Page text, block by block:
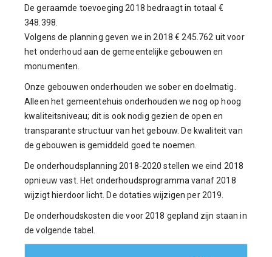
De geraamde toevoeging 2018 bedraagt in totaal €
348.398.
Volgens de planning geven we in 2018 € 245.762 uit voor
het onderhoud aan de gemeentelijke gebouwen en
monumenten.
Onze gebouwen onderhouden we sober en doelmatig.
Alleen het gemeentehuis onderhouden we nog op hoog
kwaliteitsniveau; dit is ook nodig gezien de open en
transparante structuur van het gebouw. De kwaliteit van
de gebouwen is gemiddeld goed te noemen.
De onderhoudsplanning 2018-2020 stellen we eind 2018
opnieuw vast. Het onderhoudsprogramma vanaf 2018
wijzigt hierdoor licht. De dotaties wijzigen per 2019.
De onderhoudskosten die voor 2018 gepland zijn staan in
de volgende tabel.